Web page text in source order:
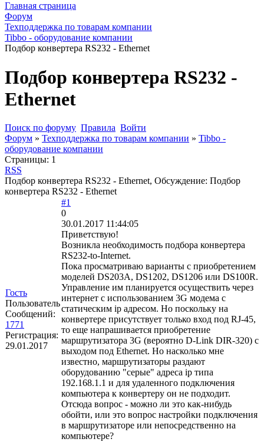
Главная страница
Форум
Техподдержка по товарам компании
Tibbo - оборудование компании
Подбор конвертера RS232 - Ethernet
Подбор конвертера RS232 -
Ethernet
Поиск по форуму Правила Войти
Форум » Техподдержка по товарам компании » Tibbo -
оборудование компании
Страницы: 1
RSS
Подбор конвертера RS232 - Ethernet, Обсуждение: Подбор
конвертера RS232 - Ethernet
Гость
Пользователь
Сообщений:
1771
Регистрация:
29.01.2017
#1
0
30.01.2017 11:44:05
Приветствую!
Возникла необходимость подбора конвертера
RS232-to-Internet.
Пока просматриваю варианты с приобретением
моделей DS203A, DS1202, DS1206 или DS100R.
Управление им планируется осуществить через
интернет с использованием 3G модема с
статическим ip адресом. Но поскольку на
конвертере присутствует только вход под RJ-45,
то еще напрашивается приобретение
маршрутизатора 3G (вероятно D-Link DIR-320) с
выходом под Ethernet. Но насколько мне
известно, маршрутизаторы раздают
оборудованию "серые" адреса ip типа
192.168.1.1 и для удаленного подключения
компьютера к конвертеру он не подходит.
Отсюда вопрос - можно ли это как-нибудь
обойти, или это вопрос настройки подключения
в маршрутизаторе или непосредственно на
компьютере?